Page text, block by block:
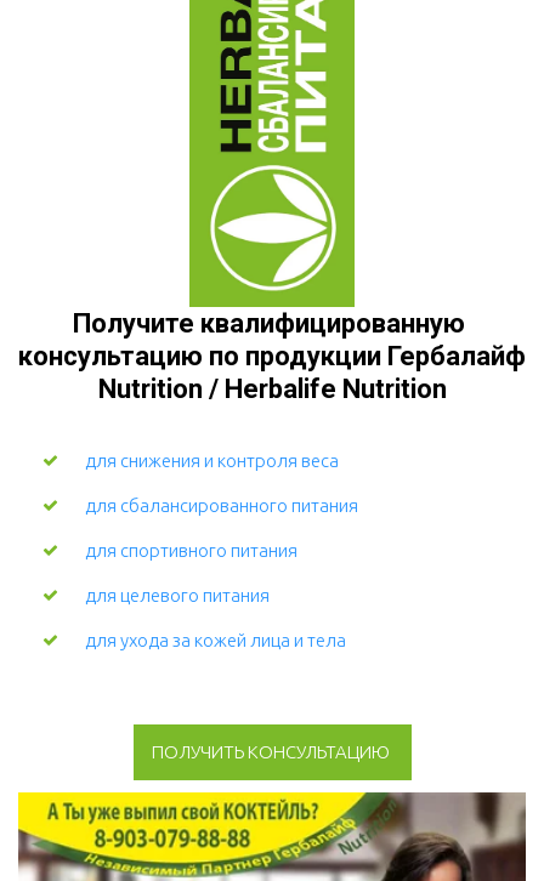
Получите квалифицированную
консультацию по продукции Гербалайф
Nutrition / Herbalife Nutrition
для снижения и контроля веса
для сбалансированного питания
для спортивного питания
для целевого питания
для ухода за кожей лица и тела
ПОЛУЧИТЬ КОНСУЛЬТАЦИЮ